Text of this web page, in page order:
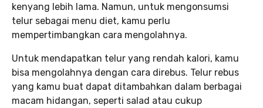
kenyang lebih lama. Namun, untuk mengonsumsi
telur sebagai menu diet, kamu perlu
mempertimbangkan cara mengolahnya.
Untuk mendapatkan telur yang rendah kalori, kamu
bisa mengolahnya dengan cara direbus. Telur rebus
yang kamu buat dapat ditambahkan dalam berbagai
macam hidangan, seperti salad atau cukup